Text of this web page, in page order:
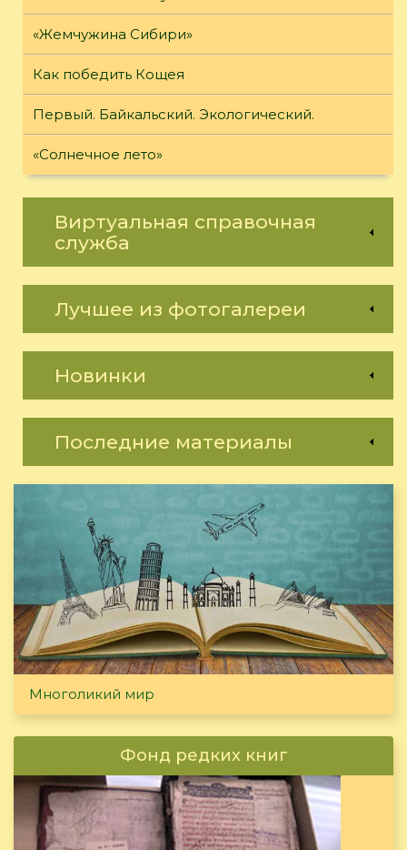
«Жемчужина Сибири»
Как победить Кощея
Первый. Байкальский. Экологический.
«Солнечное лето»
Виртуальная справочная
служба
Лучшее из фотогалереи
Новинки
Последние материалы
Многоликий мир
Фонд редких книг